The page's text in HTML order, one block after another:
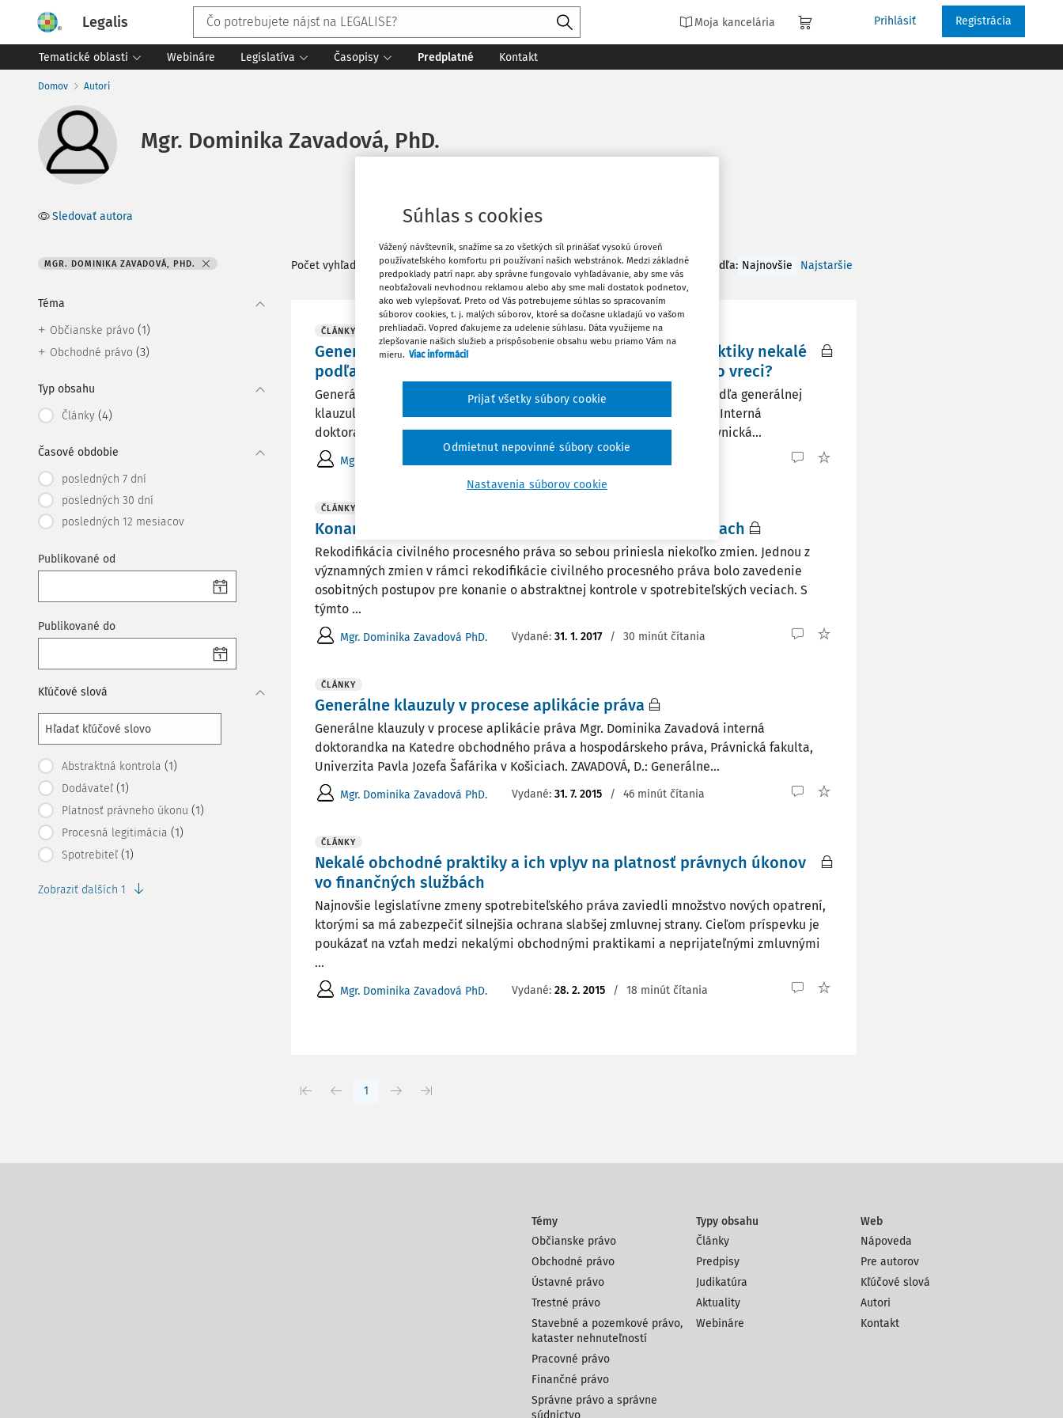
Legalis Moja kancelária Prihlásiť Registrácia
Tematické oblasti Webináre Legislatíva Časopisy Predplatné Kontakt
Domov Autori
Mgr. Dominika Zavadová, PhD.
Sledovať autora
MGR. DOMINIKA ZAVADOVÁ, PHD.
Téma
Občianske právo (1)
Obchodné právo (3)
Typ obsahu
Články (4)
Časové obdobie
posledných 7 dní
posledných 30 dní
posledných 12 mesiacov
Publikované od
Publikované do
Kľúčové slová
Abstraktná kontrola (1)
Dodávateľ (1)
Platnosť právneho úkonu (1)
Procesná legitimácia (1)
Spotrebiteľ (1)
Zobraziť ďalších 1
Počet vyhľadaných dokumentov:4 Zoradiť podľa: Najnovšie Najstaršie
ČLÁNKY
Generálna klauzula nekalých obchodných praktík a praktiky nekalé
podľa generálnej klauzuly - ďalšia normatívna mačka vo vreci?
Generálna klauzula nekalých obchodných praktík a praktiky nekalé podľa generálnej
klauzuly - ďalšia normatívna mačka vo vreci? Mgr. Dominika Zavadová Interná
doktorandka, Katedra obchodného práva a hospodárskeho práva, Právnická...
Mgr. Dominika Zavadová PhD.
ČLÁNKY
Konanie o abstraktnej kontrole v spotrebiteľských veciach
Rekodifikácia civilného procesného práva so sebou priniesla niekoľko zmien. Jednou z
významných zmien v rámci rekodifikácie civilného procesného práva bolo zavedenie
osobitných postupov pre konanie o abstraktnej kontrole v spotrebiteľských veciach. S
týmto ...
Mgr. Dominika Zavadová PhD. Vydané: 31. 1. 2017 / 30 minút čítania
ČLÁNKY
Generálne klauzuly v procese aplikácie práva
Generálne klauzuly v procese aplikácie práva Mgr. Dominika Zavadová interná
doktorandka na Katedre obchodného práva a hospodárskeho práva, Právnická fakulta,
Univerzita Pavla Jozefa Šafárika v Košiciach. ZAVADOVÁ, D.: Generálne...
Mgr. Dominika Zavadová PhD. Vydané: 31. 7. 2015 / 46 minút čítania
ČLÁNKY
Nekalé obchodné praktiky a ich vplyv na platnosť právnych úkonov
vo finančných službách
Najnovšie legislatívne zmeny spotrebiteľského práva zaviedli množstvo nových opatrení,
ktorými sa má zabezpečiť silnejšia ochrana slabšej zmluvnej strany. Cieľom príspevku je
poukázať na vzťah medzi nekalými obchodnými praktikami a neprijateľnými zmluvnými
...
Mgr. Dominika Zavadová PhD. Vydané: 28. 2. 2015 / 18 minút čítania
1
Témy
Občianske právo
Obchodné právo
Ústavné právo
Trestné právo
Stavebné a pozemkové právo,
kataster nehnuteľností
Pracovné právo
Finančné právo
Správne právo a správne
súdnictvo
Typy obsahu
Články
Predpisy
Judikatúra
Aktuality
Webináre
Web
Nápoveda
Pre autorov
Kľúčové slová
Autori
Kontakt
Súhlas s cookies
Vážený návštevník, snažíme sa zo všetkých síl prinášať vysokú úroveň
používateľského komfortu pri používaní našich webstránok. Medzi základné
predpoklady patrí napr. aby správne fungovalo vyhľadávanie, aby sme vás
neobťažovali nevhodnou reklamou alebo aby sme mali dostatok podnetov,
ako web vylepšovať. Preto od Vás potrebujeme súhlas so spracovaním
súborov cookies, t. j. malých súborov, ktoré sa dočasne ukladajú vo vašom
prehliadači. Vopred ďakujeme za udelenie súhlasu. Dáta využijeme na
zlepšovanie našich služieb a prispôsobenie obsahu webu priamo Vám na
mieru. Viac informácií
Nastavenia súborov cookie
Odmietnut nepovinné súbory cookie
Prijať všetky súbory cookie